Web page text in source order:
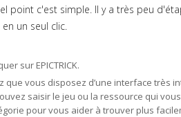
point c'est simple. Il y a très peu
en un seul clic.
sur EPICTRICK.
que vous disposez d’une interface très
saisir le jeu ou la ressource qui
pour vous aider à trouver plus